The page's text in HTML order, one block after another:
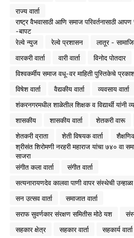
राज्य वार्ता
राष्ट्र वैभवासाठी आणि समाज परिवर्तनासाठी
-बापट
रेल्वे न्युज
रेल्वे प्रशासन लातूर -
वारकरी वार्ता
वारी वार्ता
विनोद पोतदार
विश्वकर्मीय समाज वधू-वर माहिती पुस्तिकेचे
विषेश वार्ता
वैद्यकीय वार्ता व्यवसाय वार्ता
शंकरनगरमधील शाळेतील शिक्षक व विद्यार्थी यांनी
शासकीय
शासकीय वार्ता शेतकरी वारू
शेतकरी व्राता
शेती विषयक वार्ता
श्रीसंत शिरोमणी नरहरी महाराज यांचा ७४० वा
साजरा
संगीत कला वार्ता
संगीत वार्ता
सत्यनारायणदेव कालवा पाणी वापर संस्थेची
सन उत्सव वार्ता
समाजात वार्ता
सराफ सुवर्णकार संरक्षण समितीस मोठे यश
सहकार क्षेत्र
सहकार वार्ता
सहकार्य वार्ता